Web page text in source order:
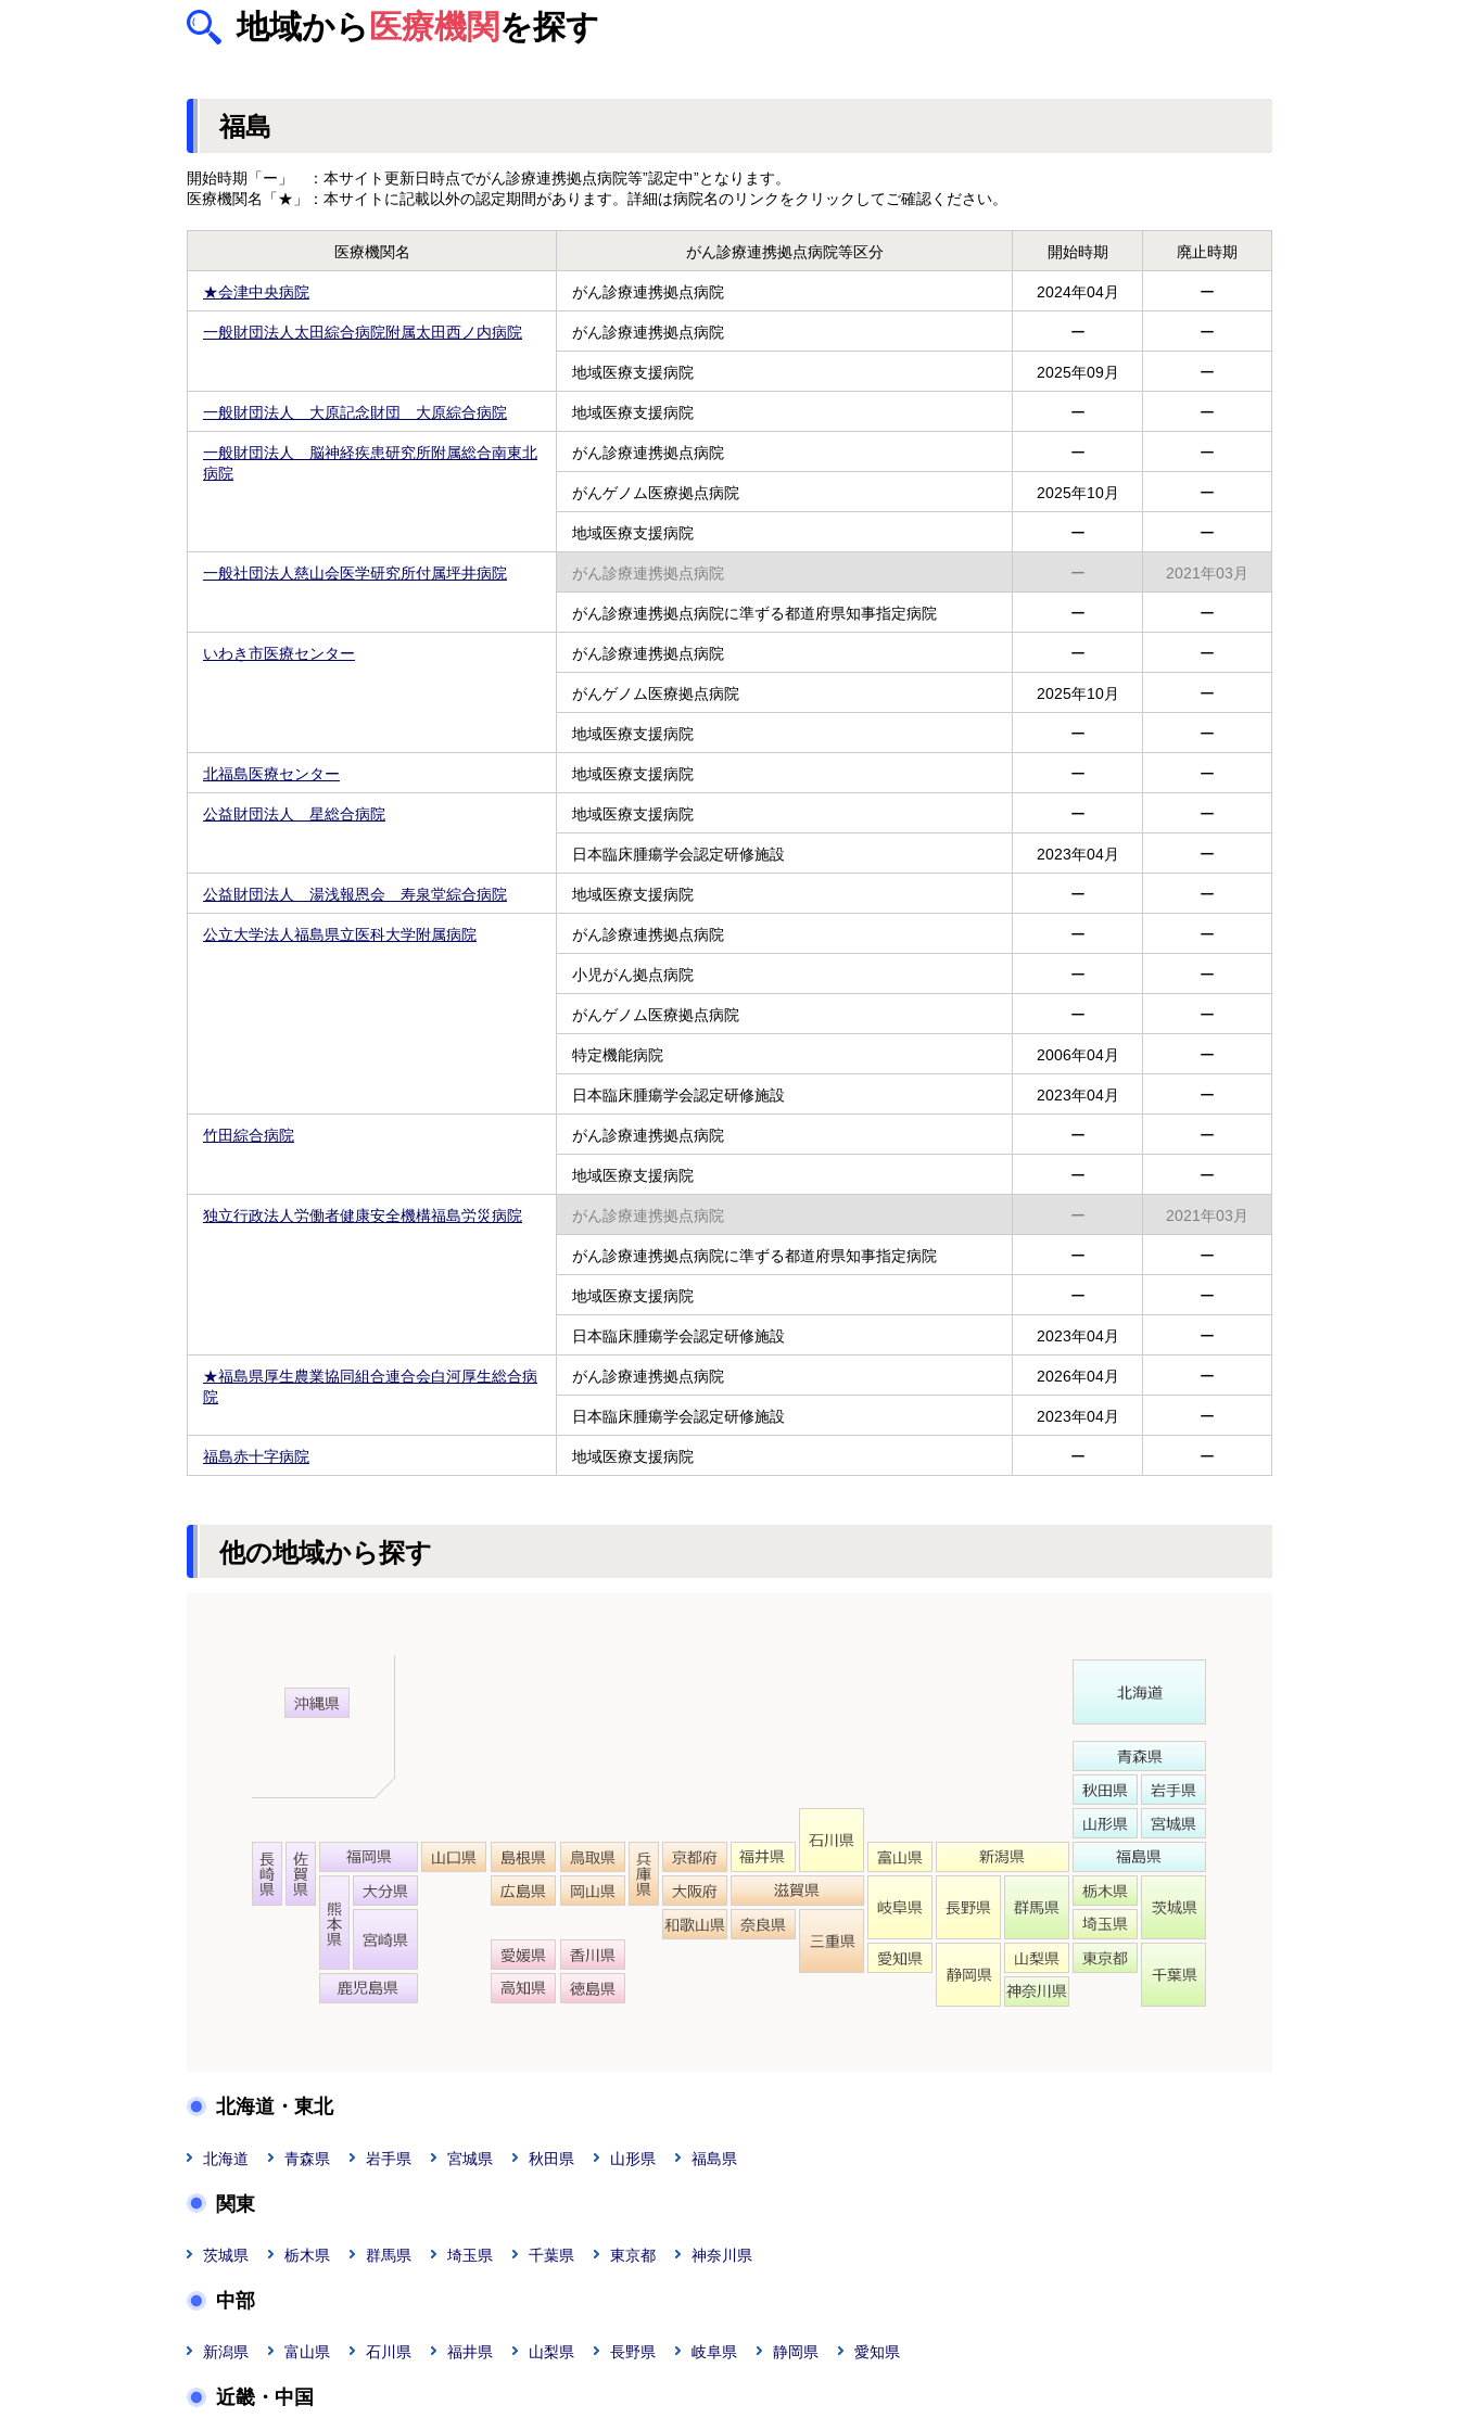
地域から 医療機関を探す
福島
開始時期「ー」 ：本サイト更新日時点でがん診療連携拠点病院等”認定中”となります。
医療機関名「★」：本サイトに記載以外の認定期間があります。詳細は病院名のリンクをクリックしてご確認ください。
医療機関名 がん診療連携拠点病院等区分 開始時期 廃止時期
★会津中央病院 がん診療連携拠点病院 2024年04月 ー
一般財団法人太田綜合病院附属太田西ノ内病院 がん診療連携拠点病院 ー ー
地域医療支援病院 2025年09月 ー
一般財団法人 大原記念財団 大原綜合病院 地域医療支援病院 ー ー
一般財団法人 脳神経疾患研究所附属総合南東北
病院
がん診療連携拠点病院 ー ー
がんゲノム医療拠点病院 2025年10月 ー
地域医療支援病院 ー ー
一般社団法人慈山会医学研究所付属坪井病院 がん診療連携拠点病院 ー 2021年03月
がん診療連携拠点病院に準ずる都道府県知事指定病院 ー ー
いわき市医療センター がん診療連携拠点病院 ー ー
がんゲノム医療拠点病院 2025年10月 ー
地域医療支援病院 ー ー
北福島医療センター 地域医療支援病院 ー ー
公益財団法人 星総合病院 地域医療支援病院 ー ー
日本臨床腫瘍学会認定研修施設 2023年04月 ー
公益財団法人 湯浅報恩会 寿泉堂綜合病院 地域医療支援病院 ー ー
公立大学法人福島県立医科大学附属病院 がん診療連携拠点病院 ー ー
小児がん拠点病院 ー ー
がんゲノム医療拠点病院 ー ー
特定機能病院 2006年04月 ー
日本臨床腫瘍学会認定研修施設 2023年04月 ー
竹田綜合病院 がん診療連携拠点病院 ー ー
地域医療支援病院 ー ー
独立行政法人労働者健康安全機構福島労災病院 がん診療連携拠点病院 ー 2021年03月
がん診療連携拠点病院に準ずる都道府県知事指定病院 ー ー
地域医療支援病院 ー ー
日本臨床腫瘍学会認定研修施設 2023年04月 ー
★福島県厚生農業協同組合連合会白河厚生総合病
院
がん診療連携拠点病院 2026年04月 ー
日本臨床腫瘍学会認定研修施設 2023年04月 ー
福島赤十字病院 地域医療支援病院 ー ー
他の地域から探す
北海道・東北
北海道 青森県 岩手県 宮城県 秋田県 山形県 福島県
関東
茨城県 栃木県 群馬県 埼玉県 千葉県 東京都 神奈川県
中部
新潟県 富山県 石川県 福井県 山梨県 長野県 岐阜県 静岡県 愛知県
近畿・中国